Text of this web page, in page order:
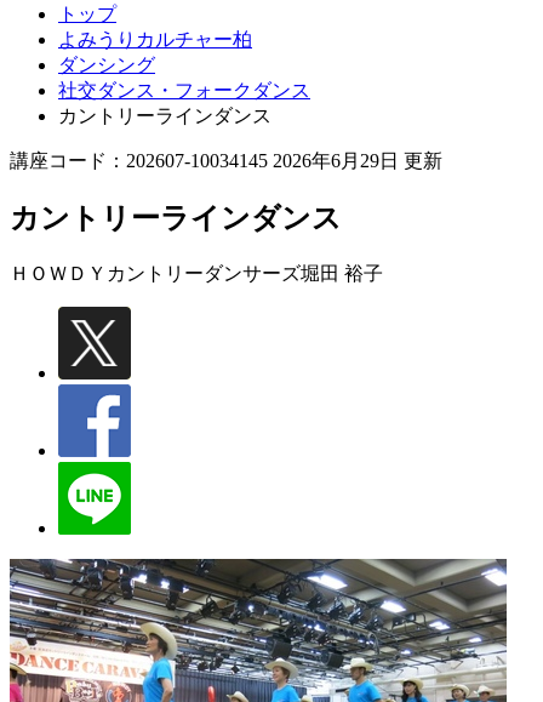
トップ
よみうりカルチャー柏
ダンシング
社交ダンス・フォークダンス
カントリーラインダンス
講座コード：202607-10034145 2026年6月29日 更新
カントリーラインダンス
ＨＯＷＤＹカントリーダンサーズ堀田 裕子